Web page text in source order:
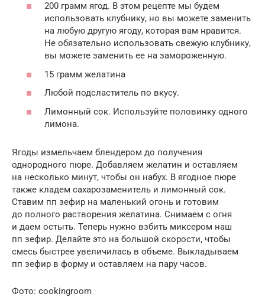
200 грамм ягод. В этом рецепте мы будем
использовать клубнику, но вы можете заменить
на любую другую ягоду, которая вам нравится.
Не обязательно использовать свежую клубнику,
вы можете заменить ее на замороженную.
15 грамм желатина
Любой подсластитель по вкусу.
Лимонный сок. Используйте половинку одного
лимона.
Ягоды измельчаем блендером до получения
однородного пюре. Добавляем желатин и оставляем
на несколько минут, чтобы он набух. В ягодное пюре
также кладем сахарозаменитель и лимонный сок.
Ставим пп зефир на маленький огонь и готовим
до полного растворения желатина. Снимаем с огня
и даем остыть. Теперь нужно взбить миксером наш
пп зефир. Делайте это на большой скорости, чтобы
смесь быстрее увеличилась в объеме. Выкладываем
пп зефир в форму и оставляем на пару часов.
Фото: cookingroom